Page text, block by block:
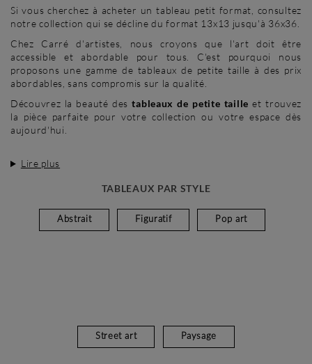
Si vous cherchez à acheter un tableau petit format, consultez
notre collection qui se décline du format 13x13 jusqu'à 36x36.
Chez Carré d'artistes, nous croyons que l'art doit être
accessible et abordable pour tous. C'est pourquoi nous
proposons une gamme de tableaux de petite taille à des prix
abordables, sans compromis sur la qualité.
Découvrez la beauté des tableaux de petite taille et trouvez
la pièce parfaite pour votre collection ou votre espace dès
aujourd'hui.
Lire plus
TABLEAUX PAR STYLE
Abstrait Figuratif Pop art
Street art Paysage